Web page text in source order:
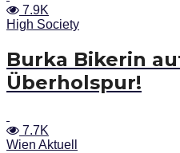
7.9K
High Society
Burka Bikerin
Überholspur!
7.7K
Wien Aktuell